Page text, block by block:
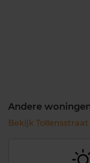
Andere
Bekijk Tollensstraat